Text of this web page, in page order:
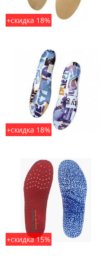
+скидка 18%
+скидка 18%
+скидка 15%